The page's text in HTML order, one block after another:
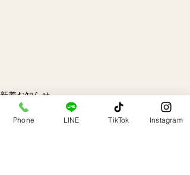
新着お知らせ
画像日記
Phone LINE TikTok Instagram